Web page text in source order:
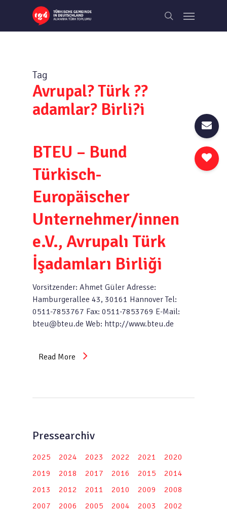
main
search
Menu
Tag
Avrupal? Türk ??
adamlar? Birli?i
BTEU – Bund
Türkisch-
Europäischer
Unternehmer/innen
e.V., Avrupalı Türk
İşadamları Birliği
Vorsitzender: Ahmet Güler Adresse:
Hamburgerallee 43, 30161 Hannover Tel:
0511-7853767 Fax: 0511-7853769 E-Mail:
bteu@bteu.de Web: http://www.bteu.de
Read More
Pressearchiv
2025 2024 2023 2022 2021
2020
2019
2018 2017 2016 2015
2014
2013
2012 2011 2010 2009
2008
2007
2006 2005 2004 2003
2002